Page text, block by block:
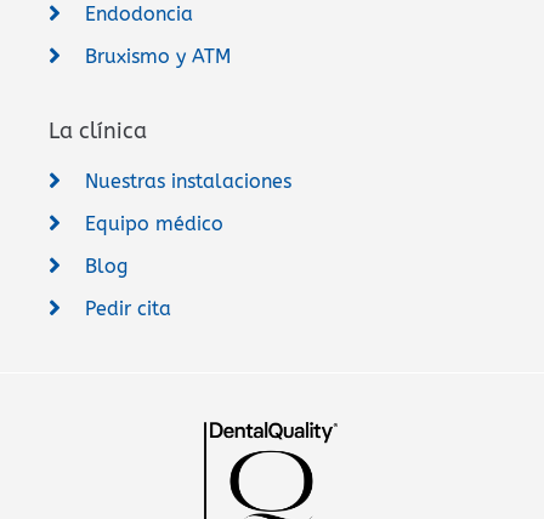
Endodoncia
Bruxismo y ATM
La clínica
Nuestras instalaciones
Equipo médico
Blog
Pedir cita